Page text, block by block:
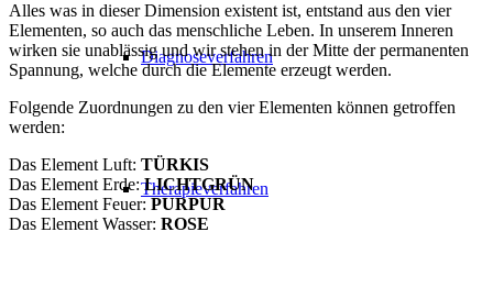
Diagnoseverfahren
Therapieverfahren
Alles was in dieser Dimension existent ist, entstand aus den vier
Elementen, so auch das menschliche Leben. In unserem Inneren
wirken sie unablässig und wir stehen in der Mitte der permanenten
Spannung, welche durch die Elemente erzeugt werden.
Folgende Zuordnungen zu den vier Elementen können getroffen
werden:
Das Element Luft: TÜRKIS
Das Element Erde:LICHTGRÜN
Das Element Feuer: PURPUR
Das Element Wasser: ROSE